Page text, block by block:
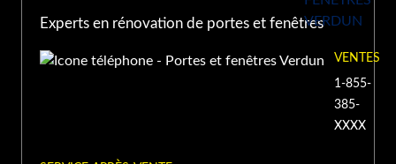
TERREBONNE
1500 Chemin Gascon,
(450) 416-XXXX
Experts en rénovation de portes et fenêtres
VENTES
1-855-
385-
XXXX